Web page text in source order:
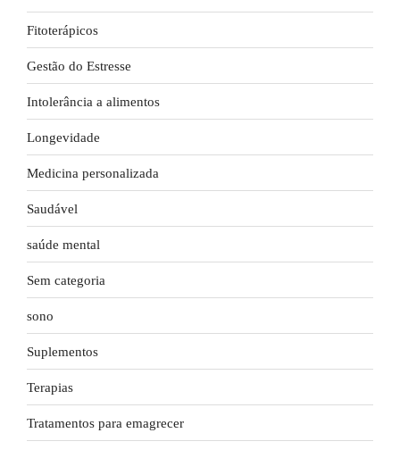
Fitoterápicos
Gestão do Estresse
Intolerância a alimentos
Longevidade
Medicina personalizada
Saudável
saúde mental
Sem categoria
sono
Suplementos
Terapias
Tratamentos para emagrecer